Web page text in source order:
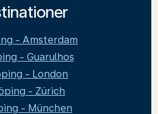
- Amsterdam
- Guarulhos
- London
- Zürich
- München